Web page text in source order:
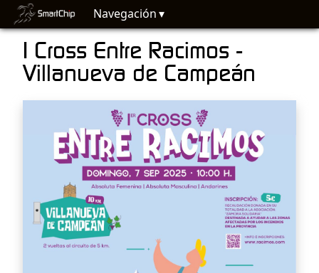
Navegación
I Cross Entre Racimos -
Villanueva de Campeán